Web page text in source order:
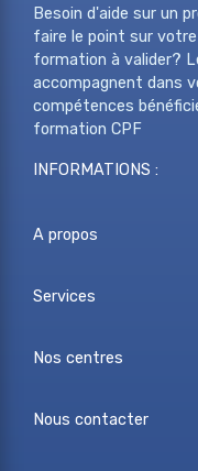
Besoin d'aide sur un
faire le point sur
formation à valider?
accompagnent dans
compétences
formation CPF
INFORMATIONS :
A propos
Services
Nos centres
Nous contacter